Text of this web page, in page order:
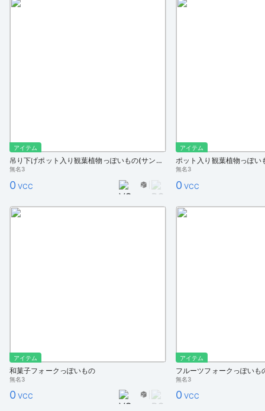
アイテム
吊り下げポット入り観葉植物っぽいもの(サンスベリア)
無名3
0 VCC
アイテム
ポット入り観葉植物っぽ
無名3
0 VCC
アイテム
和菓子フォークっぽいもの
無名3
0 VCC
アイテム
フルーツフォークっぽいも
無名3
0 VCC